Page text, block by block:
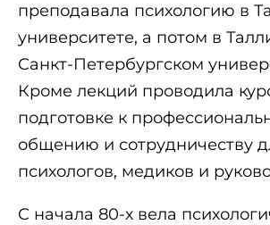
преподавала психологию в
университете, а потом в
Санкт-Петербургском
Кроме лекций проводила
подготовке к
общению и сотрудничеству
психологов, медиков и
С начала 80-х вела